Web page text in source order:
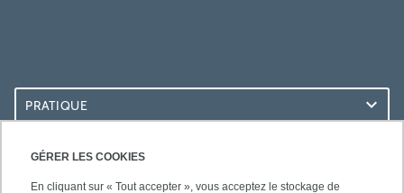
GÉRER LES COOKIES
En cliquant sur « Tout accepter », vous acceptez le stockage de
PRATIQUE
ACCÈS RAPIDES